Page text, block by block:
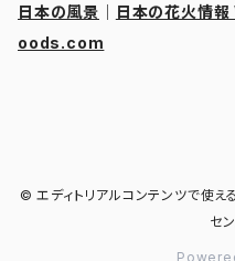
日本の風景 日本の花火情
oods.com
© エディトリアルコンテンツで使
セ